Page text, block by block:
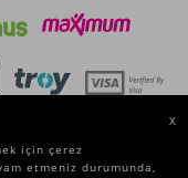
X
için çerez
etmeniz durumunda,